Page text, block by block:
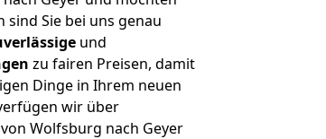
sind Sie bei uns genau
und
zu fairen Preisen, damit
Dinge in Ihrem neuen
wir über
Wolfsburg nach Geyer